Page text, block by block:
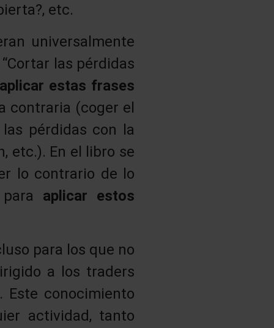
etc.
universalmente
las pérdidas
estas frases
contraria (coger el
pérdidas con la
etc.). En el libro se
lo contrario de lo
aplicar estos
para los que no
a los traders
. Este conocimiento
actividad, tanto